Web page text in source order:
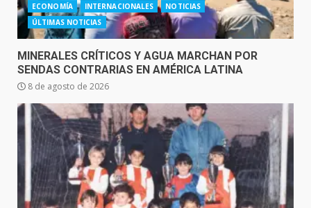
ECONOMÍA INTERNACIONALES
NOTICIAS
ÚLTIMAS NOTICIAS
MINERALES CRÍTICOS Y AGUA MARCHAN POR
SENDAS CONTRARIAS EN AMÉRICA LATINA
8 de agosto de 2026